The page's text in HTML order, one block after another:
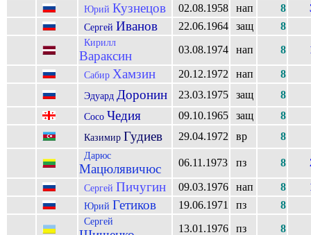
Юрий Кузнецов 02.08.1958 нап 8
Сергей Иванов 22.06.1964 защ 8
Кирилл
Вараксин 03.08.1974 нап 8
Сабир Хамзин 20.12.1972 нап 8
Эдуард Доронин 23.03.1975 защ 8
Сосо Чедия 09.10.1965 защ 8
Казимир Гудиев 29.04.1972 вр 8
Дарюс
Мацюлявичюс 06.11.1973 пз 8
Сергей Пичугин 09.03.1976 нап 8
Юрий Гетиков 19.06.1971 пз 8
Сергей
13.01.1976 пз 8